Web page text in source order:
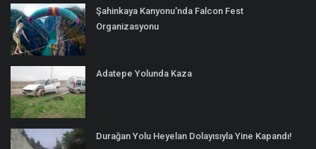
Şahinkaya Kanyonu'nda Falcon Fest
Organizasyonu
Adatepe Yolunda Kaza
Durağan Yolu Heyelan Dolayısıyla Yine Kapandı!